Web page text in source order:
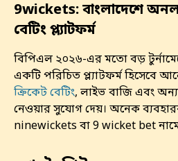
9wickets: বাংলাদেশে
বেটিং প্ল্যাটফর্ম
বিপিএল ২০২৬-এর মতো বড়
একটি পরিচিত প্ল্যাটফর্ম হিসেবে
ক্রিকেট বেটিং, লাইভ বাজি এবং
নেওয়ার সুযোগ দেয়। অনেক
ninewickets বা 9 wicket bet